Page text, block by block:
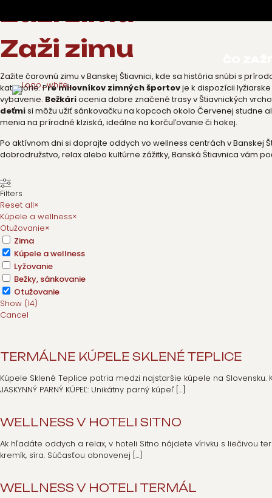
Zaži zimu
Zažite čarovnú zimu v Banskej Štiavnici, kde sa história snúbi s
kategórie. Pre milovníkov zimných športovje k dispozícii
vybavenie. Bežkáriocenia dobre značené trasy v Štiavnických
deťmisi môžu užiť sánkovačku na kopcoch okolo Červenej studne
menia na prírodné klziská, ideálne na korčuľovanie či hokej.
Po aktívnom dni si doprajte oddych vo wellness centrách v
dobrodružstvo, relax alebo kultúrne zážitky, Banská Štiavnica vám
Filters
Reset all×
Kúpele a wellness×
Otužovanie×
Zima
Kúpele a wellness
Lyžovanie
Bežky, sánkovanie
Otužovanie
Show (14)
Cancel
TERMÁLNE KÚPELE SKLENÉ TEPLICE
Kúpele Sklené Teplice patria medzi najstaršie kúpele na
JASKYNNÝ PARNÝ KÚPEĽ: Unikátny parný kúpeľ […]
WELLNESS V HOTELI SITNO
Ak hľadáte oddych a relax, v hoteli Sitno nájdete vírivku s liečivou
kremík, síra. Súčasťou obnovenej […]
WELLNESS V HOTELI TERMÁL